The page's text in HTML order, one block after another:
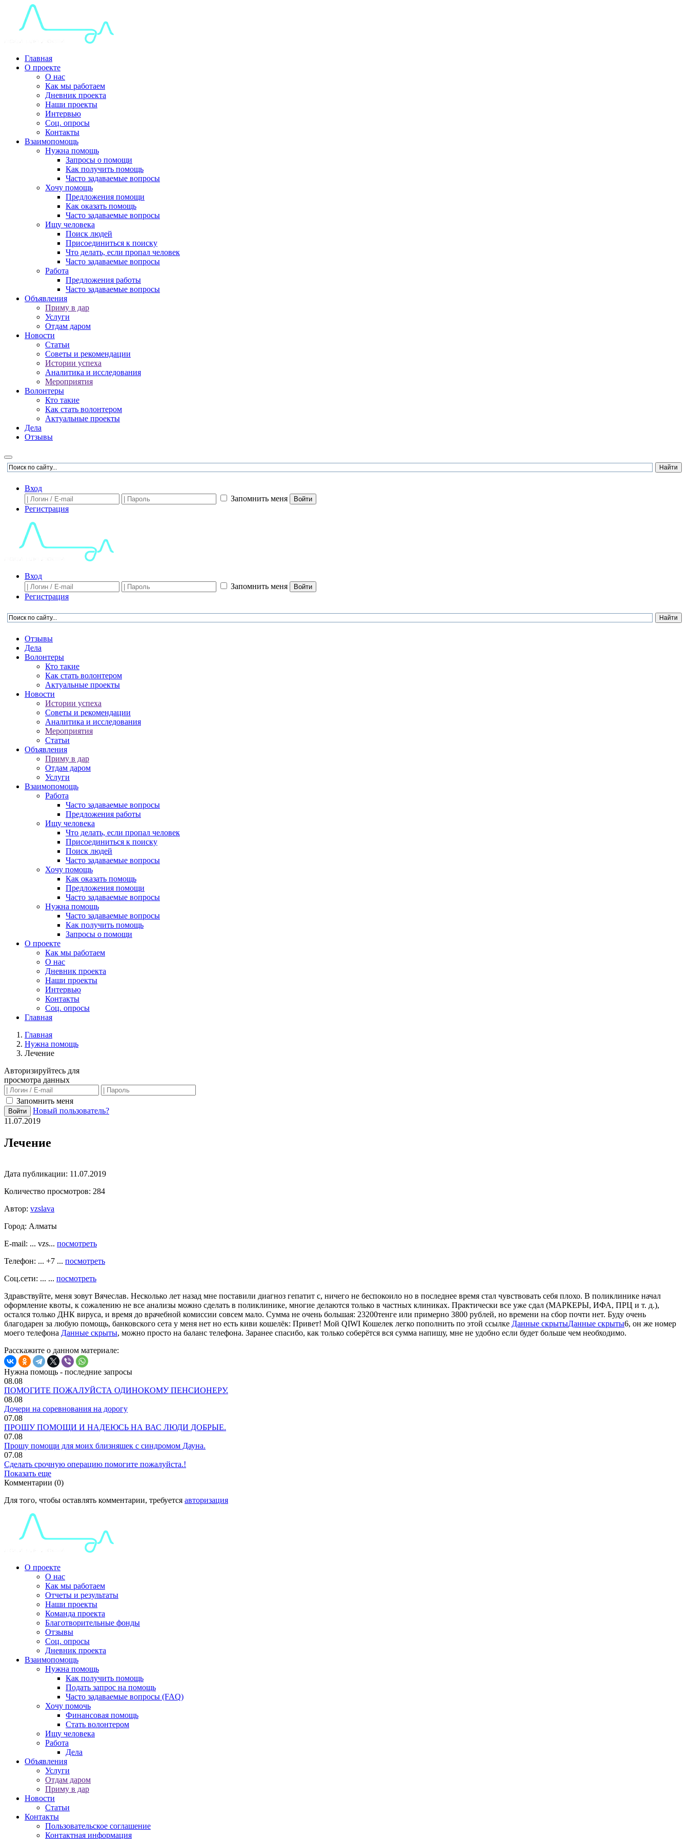
Главная
О проекте
О нас
Как мы работаем
Дневник проекта
Наши проекты
Интервью
Соц. опросы
Контакты
Взаимопомощь
Нужна помощь
Запросы о помощи
Как получить помощь
Часто задаваемые вопросы
Хочу помощь
Предложения помощи
Как оказать помощь
Часто задаваемые вопросы
Ищу человека
Поиск людей
Присоединиться к поиску
Что делать, если пропал человек
Часто задаваемые вопросы
Работа
Предложения работы
Часто задаваемые вопросы
Объявления
Приму в дар
Услуги
Отдам даром
Новости
Статьи
Советы и рекомендации
Истории успеха
Аналитика и исследования
Мероприятия
Волонтеры
Кто такие
Как стать волонтером
Актуальные проекты
Дела
Отзывы
Вход
Запомнить меня
Войти
Регистрация
Вход
Запомнить меня
Войти
Регистрация
Отзывы
Дела
Волонтеры
Кто такие
Как стать волонтером
Актуальные проекты
Новости
Истории успеха
Советы и рекомендации
Аналитика и исследования
Мероприятия
Статьи
Объявления
Приму в дар
Отдам даром
Услуги
Взаимопомощь
Работа
Часто задаваемые вопросы
Предложения работы
Ищу человека
Что делать, если пропал человек
Присоединиться к поиску
Поиск людей
Часто задаваемые вопросы
Хочу помощь
Как оказать помощь
Предложения помощи
Часто задаваемые вопросы
Нужна помощь
Часто задаваемые вопросы
Как получить помощь
Запросы о помощи
О проекте
Как мы работаем
О нас
Дневник проекта
Наши проекты
Интервью
Контакты
Соц. опросы
Главная
Главная
Нужна помощь
Лечение
Авторизируйтесь для
просмотра данных
Запомнить меня
Войти
Новый пользователь?
11.07.2019
Лечение
Дата публикации: 11.07.2019
Количество просмотров: 284
Автор: vzslava
Город: Алматы
E-mail: ... vzs... посмотреть
Телефон: ... +7 ... посмотреть
Соц.сети: ... ... посмотреть
Здравствуйте, меня зовут Вячеслав. Несколько лет назад мне поставили диагноз гепатит с, ничего не беспокоило но в последнее время стал чувствовать себя плохо. В поликлинике начал
оформление квоты, к сожалению не все анализы можно сделать в поликлинике, многие делаются только в частных клиниках. Практически все уже сдал (МАРКЕРЫ, ИФА, ПРЦ и т. д.),
остался только ДНК вируса, и время до врачебной комиссии совсем мало. Сумма не очень большая: 23200тенге или примерно 3800 рублей, но времени на сбор почти нет. Буду очень
благодарен за любую помощь, банковского сета у меня нет но есть киви кошелёк: Привет! Мой QIWI Кошелек легко пополнить по этой ссылке Данные скрытыДанные скрыты6, он же номер
моего телефона Данные скрыты, можно просто на баланс телефона. Заранее спасибо, как только соберётся вся сумма напишу, мне не удобно если будет больше чем необходимо.
Расскажите о данном материале:
Нужна помощь - последние запросы
08.08
ПОМОГИТЕ ПОЖАЛУЙСТА ОДИНОКОМУ ПЕНСИОНЕРУ.
08.08
Дочери на соревнования на дорогу
07.08
ПРОШУ ПОМОЩИ И НАДЕЮСЬ НА ВАС ЛЮДИ ДОБРЫЕ.
07.08
Прошу помощи для моих близняшек с синдромом Дауна.
07.08
Сделать срочную операцию помогите пожалуйста.!
Показать еще
Комментарии (0)
Для того, чтобы оставлять комментарии, требуется авторизация
О проекте
О нас
Как мы работаем
Отчеты и результаты
Наши проекты
Команда проекта
Благотворительные фонды
Отзывы
Соц. опросы
Дневник проекта
Взаимопомощь
Нужна помощь
Как получить помощь
Подать запрос на помощь
Часто задаваемые вопросы (FAQ)
Хочу помочь
Финансовая помощь
Стать волонтером
Ищу человека
Работа
Дела
Объявления
Услуги
Отдам даром
Приму в дар
Новости
Статьи
Контакты
Пользовательское соглашение
Контактная информация